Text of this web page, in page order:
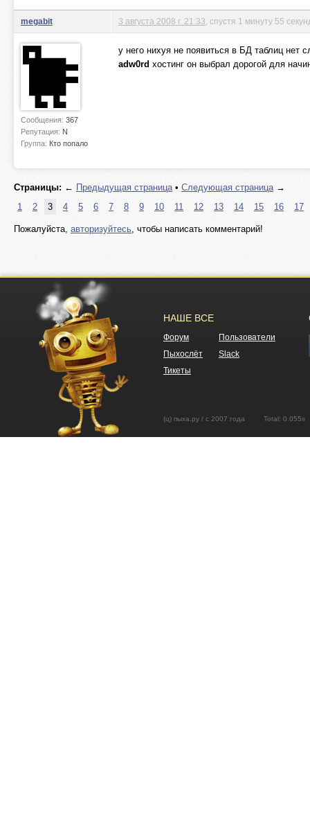
megabit
Сообщения: 367
Репутация: N
Группа: Кто попало
3 августа 2008 г. 21:33 , спустя 1 минуту 55
у него нихуя не появиться в БД таблиц нет
adw0rd хостинг он выбрал дорогой для
Страницы: ← Предыдущая страница• Следующая страница→
1
2 3 4 5 6 7 8 9 10 11 12 13 14 15 16 17
Пожалуйста, авторизуйтесь, чтобы написать комментарий!
НАШЕ ВСЕ
Форум
Пользователи
Пыхослёт
Slack
Тикеты
(ц) пыха.ру / с 2007 года Total: